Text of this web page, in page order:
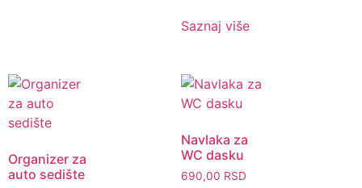
Saznaj više
Organizer za
auto sedište
Navlaka za
WC dasku
690,00 RSD